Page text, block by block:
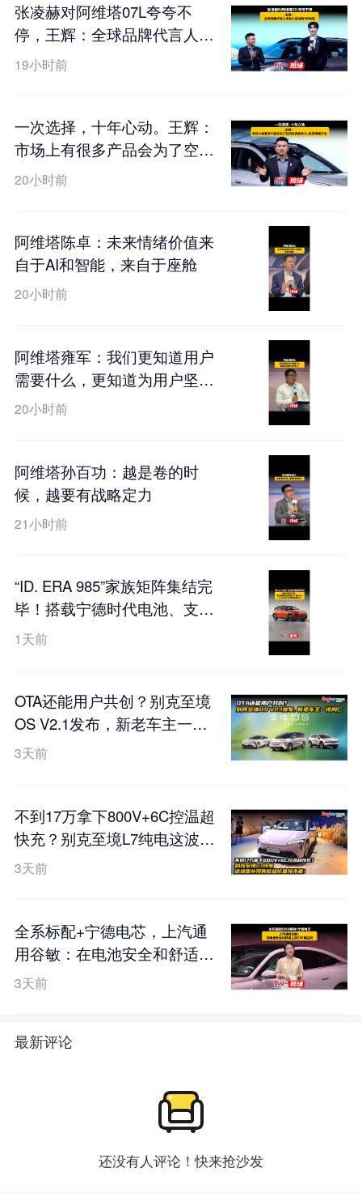
张凌赫对阿维塔07L夸夸不
停，王辉：全球品牌代言人亲
自认证过的7好车型
19小时前
一次选择，十年心动。王辉：
市场上有很多产品会为了空间
去妥协设计，但阿维塔不会
20小时前
阿维塔陈卓：未来情绪价值来
自于AI和智能，来自于座舱
20小时前
阿维塔雍军：我们更知道用户
需要什么，更知道为用户坚守
什么
20小时前
阿维塔孙百功：越是卷的时
候，越要有战略定力
21小时前
“ID. ERA 985”家族矩阵集结完
毕！搭载宁德时代电池、支持
真端到端全场景L2++城市
1天前
OTA还能用户共创？别克至境
OS V2.1发布，新老车主一视
同仁
3天前
不到17万拿下800V+6C控温超
快充？别克至境L7纯电这波国
补预售权益价直接杀疯！
3天前
全系标配+宁德电芯，上汽通
用谷敏：在电池安全和舒适上
我们不搞区别
3天前
最新评论
还没有人评论！快来抢沙发